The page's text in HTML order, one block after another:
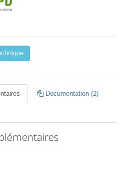
Documentation (2)